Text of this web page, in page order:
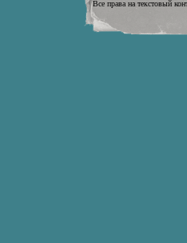
Все права на текстовый